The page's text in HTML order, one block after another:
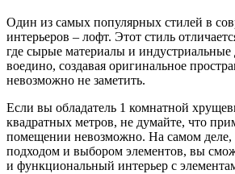
Один из самых популярных стилей в
интерьеров – лофт. Этот стиль
где сырые материалы и индустриальные
воедино, создавая оригинальное
невозможно не заметить.
Если вы обладатель 1 комнатной
квадратных метров, не думайте, что
помещении невозможно. На самом
подходом и выбором элементов, вы
и функциональный интерьер с